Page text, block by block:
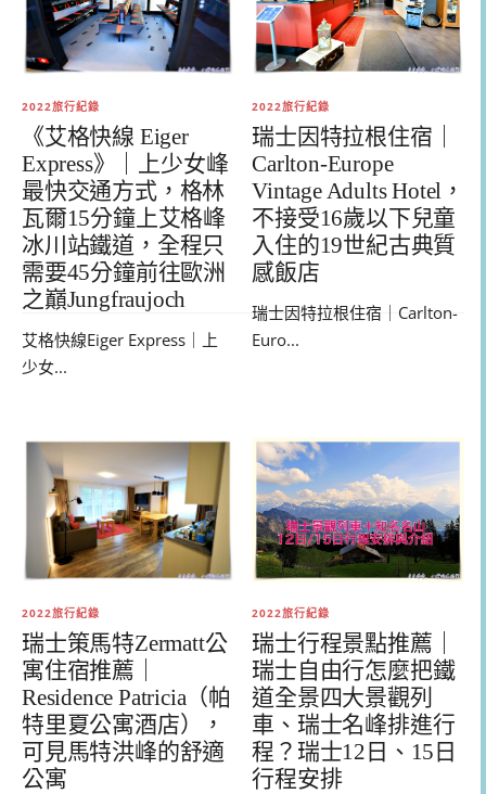
2022旅行紀錄
《艾格快線 Eiger
Express》｜上少女峰
最快交通方式，格林
瓦爾15分鐘上艾格峰
冰川站鐵道，全程只
需要45分鐘前往歐洲
之巔Jungfraujoch
艾格快線Eiger Express｜上
少女...
2022旅行紀錄
瑞士因特拉根住宿｜
Carlton-Europe
Vintage Adults Hotel，
不接受16歲以下兒童
入住的19世紀古典質
感飯店
瑞士因特拉根住宿｜Carlton-
Euro...
2022旅行紀錄
瑞士策馬特Zermatt公
寓住宿推薦｜
Residence Patricia（帕
特里夏公寓酒店），
可見馬特洪峰的舒適
公寓
2022旅行紀錄
瑞士行程景點推薦｜
瑞士自由行怎麼把鐵
道全景四大景觀列
車、瑞士名峰排進行
程？瑞士12日、15日
行程安排